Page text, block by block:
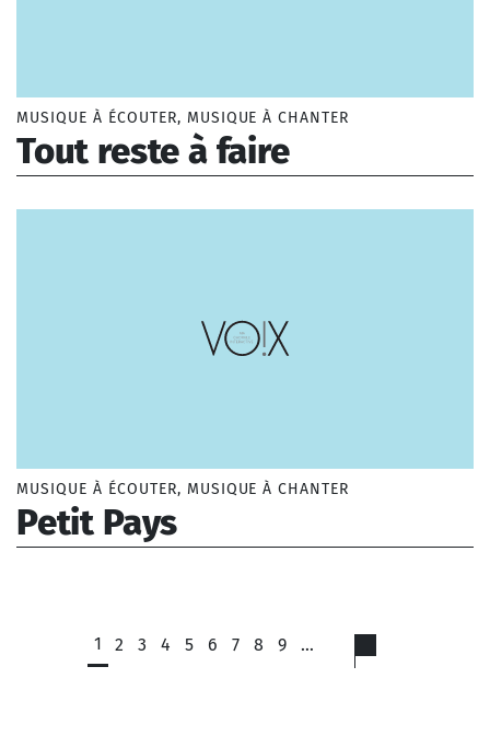
MUSIQUE À ÉCOUTER, MUSIQUE À CHANTER
Tout reste à faire
MUSIQUE À ÉCOUTER, MUSIQUE À CHANTER
Petit Pays
1 2 3 4 5 6 7 8 9 …